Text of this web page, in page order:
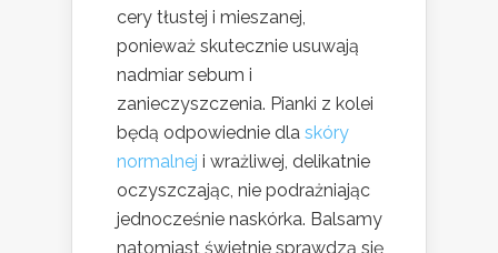
cery tłustej i mieszanej,
ponieważ skutecznie usuwają
nadmiar sebum i
zanieczyszczenia. Pianki z kolei
będą odpowiednie dla skóry
normalnej i wrażliwej, delikatnie
oczyszczając, nie podrażniając
jednocześnie naskórka. Balsamy
natomiast świetnie sprawdzą się